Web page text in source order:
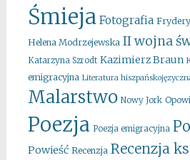
Śmieja Fotografia
Helena Modrzejewska II wojna
Katarzyna Szrodt Kazimierz Braun
emigracyjna Literatura
Malarstwo Nowy Jork
Poezja Poezja emigracyjna
Powieść Recenzja Recenzja